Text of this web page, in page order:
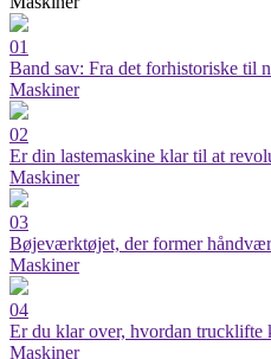
01
Band sav: Fra det forhistoriske til
Maskiner
02
Er din lastemaskine klar til at
Maskiner
03
Bøjeværktøjet, der former
Maskiner
04
Er du klar over, hvordan trucklifte
Maskiner